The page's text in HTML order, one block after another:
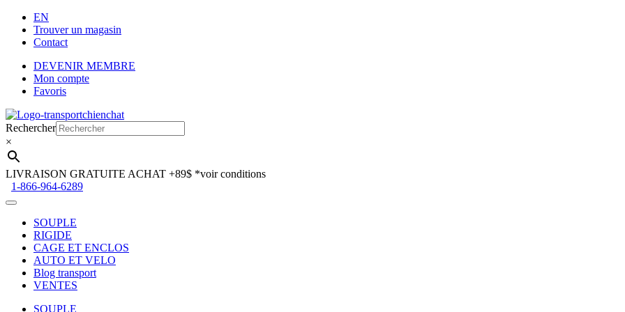
EN
Trouver un magasin
Contact
DEVENIR MEMBRE
Mon compte
Favoris
Aller
à
la
navigation
Aller
au
contenu
Rechercher
×
LIVRAISON GRATUITE ACHAT +89$ *voir conditions
1-866-964-6289
SOUPLE
RIGIDE
CAGE ET ENCLOS
AUTO ET VELO
Blog transport
VENTES
SOUPLE